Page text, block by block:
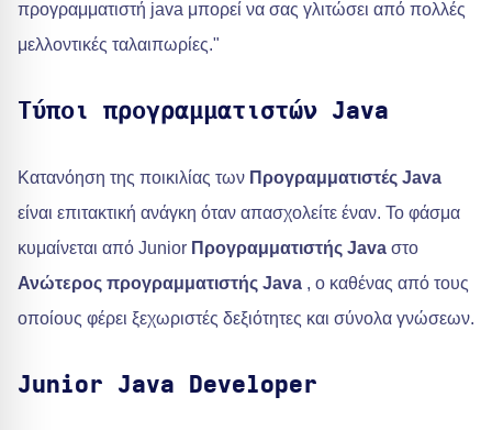
προγραμματιστή java μπορεί να σας γλιτώσει από πολλές
μελλοντικές ταλαιπωρίες."
Τύποι προγραμματιστών Java
Κατανόηση της ποικιλίας των Προγραμματιστές Java
είναι επιτακτική ανάγκη όταν απασχολείτε έναν. Το φάσμα
κυμαίνεται από Junior Προγραμματιστής Java στο
Ανώτερος προγραμματιστής Java , ο καθένας από τους
οποίους φέρει ξεχωριστές δεξιότητες και σύνολα γνώσεων.
Junior Java Developer